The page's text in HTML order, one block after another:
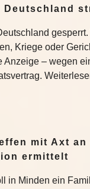
Deutschland
Kriege oder
Anzeige – wegen
mit Axt an
ermittelt
in Minden ein